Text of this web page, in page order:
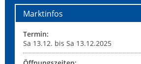
Marktinfos
Termin:
Sa 13.12. bis Sa 13.12.2025